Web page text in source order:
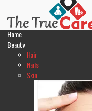
Home
Beauty
Hair
Nails
Skin